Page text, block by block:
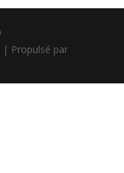
| Propulsé par